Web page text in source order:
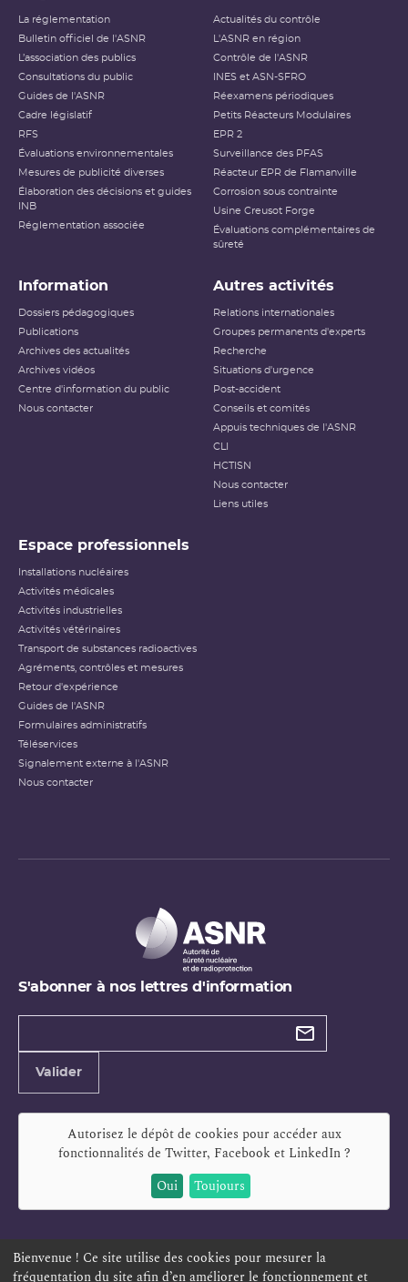
La réglementation
Bulletin officiel de l'ASNR
L’association des publics
Consultations du public
Guides de l'ASNR
Cadre législatif
RFS
Évaluations environnementales
Mesures de publicité diverses
Élaboration des décisions et guides
INB
Réglementation associée
Actualités du contrôle
L'ASNR en région
Contrôle de l'ASNR
INES et ASN-SFRO
Réexamens périodiques
Petits Réacteurs Modulaires
EPR 2
Surveillance des PFAS
Réacteur EPR de Flamanville
Corrosion sous contrainte
Usine Creusot Forge
Évaluations complémentaires de
sûreté
Information
Dossiers pédagogiques
Publications
Archives des actualités
Archives vidéos
Centre d'information du public
Nous contacter
Autres activités
Relations internationales
Groupes permanents d'experts
Recherche
Situations d'urgence
Post-accident
Conseils et comités
Appuis techniques de l'ASNR
CLI
HCTISN
Nous contacter
Liens utiles
Espace professionnels
Installations nucléaires
Activités médicales
Activités industrielles
Activités vétérinaires
Transport de substances radioactives
Agréments, contrôles et mesures
Retour d'expérience
Guides de l'ASNR
Formulaires administratifs
Téléservices
Signalement externe à l'ASNR
Nous contacter
S'abonner à nos lettres d'information
Types de
Valider
Autorisez le dépôt de cookies pour accéder aux
fonctionnalités de Twitter, Facebook et LinkedIn?
Oui
Toujours
ESPACE PERSONNEL OFFRES D'EMPLOI SIGNALEMENT
Bienvenue ! Ce site utilise des cookies pour mesurer la
fréquentation du site afin d’en améliorer le fonctionnement et